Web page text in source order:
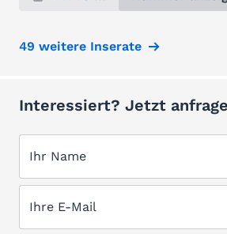
49 weitere Inserate
Interessiert? Jetzt
Ihr Name
Ihre E-Mail